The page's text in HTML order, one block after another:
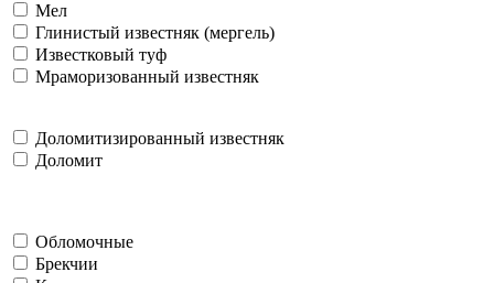
Мел
Глинистый известняк (мергель)
Известковый туф
Мраморизованный известняк
Доломитизированный известняк
Доломит
Обломочные
Брекчии